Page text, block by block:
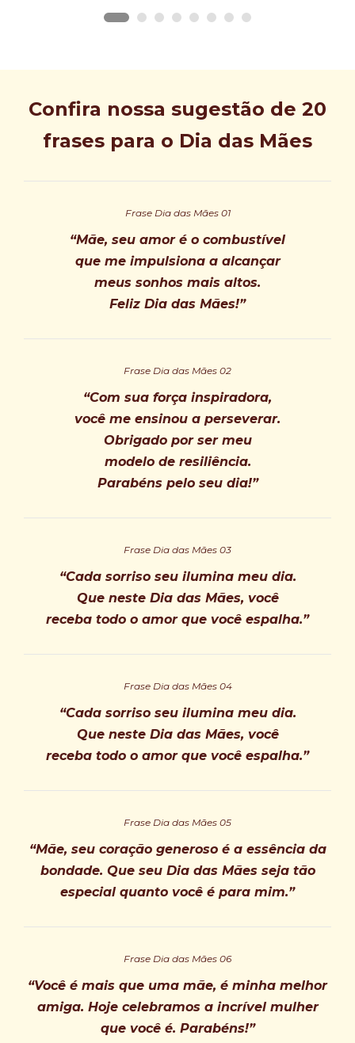
Confira nossa sugestão de 20
frases para o Dia das Mães
Frase Dia das Mães 01
“Mãe, seu amor é o combustível
que me impulsiona a alcançar
meus sonhos mais altos.
Feliz Dia das Mães!”
Frase Dia das Mães 02
“Com sua força inspiradora,
você me ensinou a perseverar.
Obrigado por ser meu
modelo de resiliência.
Parabéns pelo seu dia!”
Frase Dia das Mães 03
“Cada sorriso seu ilumina meu dia.
Que neste Dia das Mães, você
receba todo o amor que você espalha.”
Frase Dia das Mães 04
“Cada sorriso seu ilumina meu dia.
Que neste Dia das Mães, você
receba todo o amor que você espalha.”
Frase Dia das Mães 05
“Mãe, seu coração generoso é a essência da
bondade. Que seu Dia das Mães seja tão
especial quanto você é para mim.”
Frase Dia das Mães 06
“Você é mais que uma mãe, é minha melhor
amiga. Hoje celebramos a incrível mulher
que você é. Parabéns!”